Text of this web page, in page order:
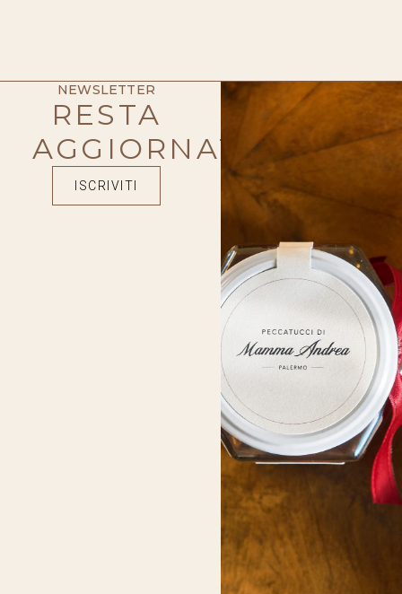
NEWSLETTER
RESTA
AGGIORNATO
ISCRIVITI